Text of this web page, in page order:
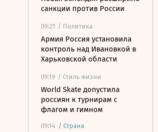
санкции против России
09:21 / Политика
Армия Россия установила
контроль над Ивановкой в
Харьковской области
09:19 / Стиль жизни
World Skate допустила
россиян к турнирам с
флагом и гимном
09:14 / Страна